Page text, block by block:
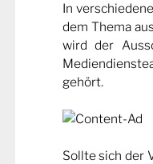
In
dem Thema
wird der
gehört.
Sollte sich der